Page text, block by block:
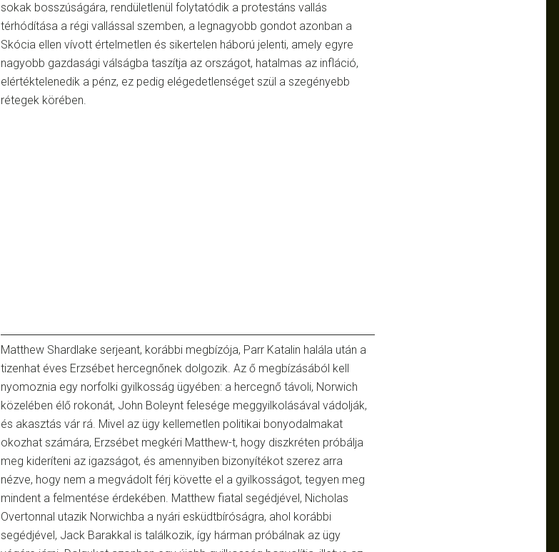
sokak bosszúságára, rendületlenül folytatódik a protestáns vallás
térhódítása a régi vallással szemben, a legnagyobb gondot azonban a
Skócia ellen vívott értelmetlen és sikertelen háború jelenti, amely egyre
nagyobb gazdasági válságba taszítja az országot, hatalmas az infláció,
elértéktelenedik a pénz, ez pedig elégedetlenséget szül a szegényebb
rétegek körében.
Matthew Shardlake serjeant, korábbi megbízója, Parr Katalin halála után a
tizenhat éves Erzsébet hercegnőnek dolgozik. Az ő megbízásából kell
nyomoznia egy norfolki gyilkosság ügyében: a hercegnő távoli, Norwich
közelében élő rokonát, John Boleynt felesége meggyilkolásával vádolják,
és akasztás vár rá. Mivel az ügy kellemetlen politikai bonyodalmakat
okozhat számára, Erzsébet megkéri Matthew-t, hogy diszkréten próbálja
meg kideríteni az igazságot, és amennyiben bizonyítékot szerez arra
nézve, hogy nem a megvádolt férj követte el a gyilkosságot, tegyen meg
mindent a felmentése érdekében. Matthew fiatal segédjével, Nicholas
Overtonnal utazik Norwichba a nyári esküdtbíróságra, ahol korábbi
segédjével, Jack Barakkal is találkozik, így hárman próbálnak az ügy